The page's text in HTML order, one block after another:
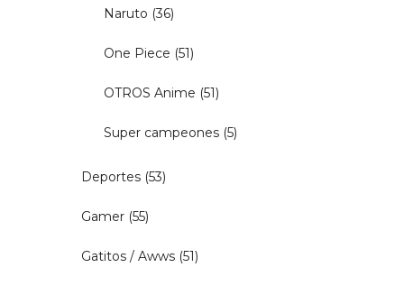
Naruto (36)
One Piece (51)
OTROS Anime (51)
Super campeones (5)
Deportes (53)
Gamer (55)
Gatitos / Awws (51)